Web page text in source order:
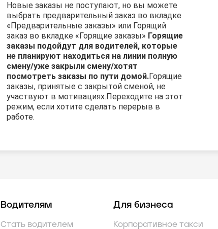
Новые заказы не поступают, но вы можете
выбрать предварительный заказ во вкладке
«Предварительные заказы» или Горящий
заказ во вкладке «Горящие заказы» Горящие
заказы подойдут для водителей, которые
не планируют находиться на линии полную
смену/уже закрыли смену/хотят
посмотреть заказы по пути домой.Горящие
заказы, принятые с закрытой сменой, не
участвуют в мотивациях.Переходите на этот
режим, если хотите сделать перерыв в
работе.
Водителям
Стать водителем
Для бизнеса
Корпоративное такси